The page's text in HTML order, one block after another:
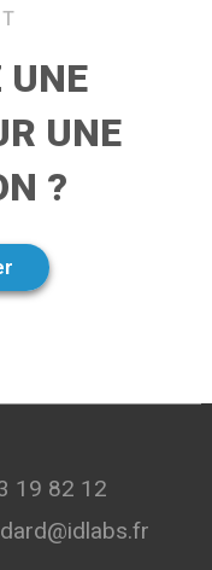
UNE
UNE
?
19 82 12